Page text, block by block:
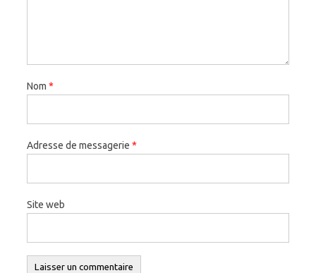
Nom *
Adresse de messagerie *
Site web